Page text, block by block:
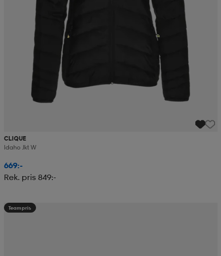
CLIQUE
Idaho Jkt W
669:-
Rek. pris 849:-
Teampris